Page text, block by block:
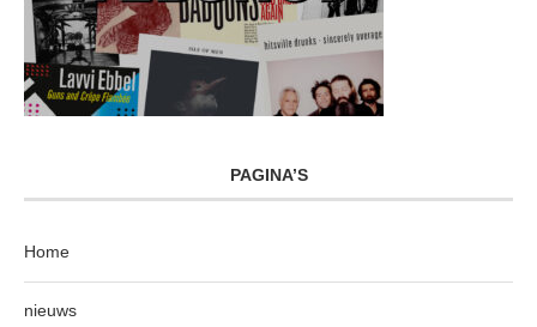
PAGINA’S
Home
nieuws